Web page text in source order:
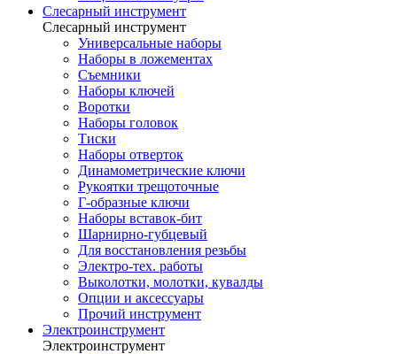
Слесарный инструмент
Слесарный инструмент
Универсальные наборы
Наборы в ложементах
Съемники
Наборы ключей
Воротки
Наборы головок
Тиски
Наборы отверток
Динамометрические ключи
Рукоятки трещоточные
Г-образные ключи
Наборы вставок-бит
Шарнирно-губцевый
Для восстановления резьбы
Электро-тех. работы
Выколотки, молотки, кувалды
Опции и аксессуары
Прочий инструмент
Электроинструмент
Электроинструмент